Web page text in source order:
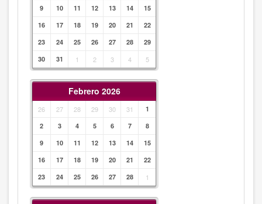
9
10 11 12 13 14
15
16
17 18 19 20 21
22
23
24 25 26 27 28
29
30
31 1 2 3 4 5
Febrero 2026
26 27 28 29 30 31
1
2
3 4 5 6 7
8
9
10 11 12 13 14
15
16
17 18 19 20 21
22
23
24 25 26 27 28 1